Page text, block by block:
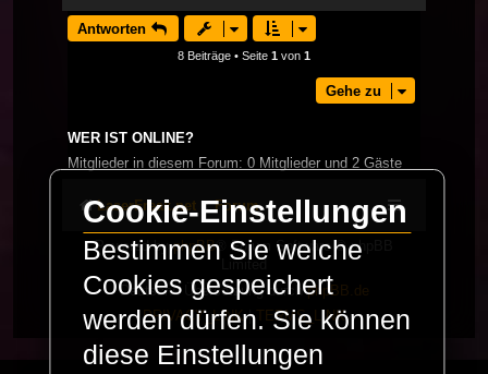
oben
Antworten
8 Beiträge • Seite 1 von 1
Gehe zu
WER IST ONLINE?
Mitglieder in diesem Forum: 0 Mitglieder und 2 Gäste
LaserFreak.net Forum
Powered byphpBB® Forum Software © phpBB
Limited
Deutsche Übersetzung durchphpBB.de
PRIVACY_LINK|TERMS_LINK
Cookie-Einstellungen
Bestimmen Sie welche
Cookies gespeichert
werden dürfen. Sie können
diese Einstellungen